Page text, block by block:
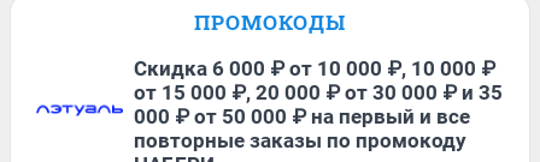
ПРОМОКОДЫ
Скидка 6 000 ₽ от 10 000 ₽, 10 000 ₽
от 15 000 ₽, 20 000 ₽ от 30 000 ₽ и 35
000 ₽ от 50 000 ₽ на первый и все
повторные заказы по промокоду